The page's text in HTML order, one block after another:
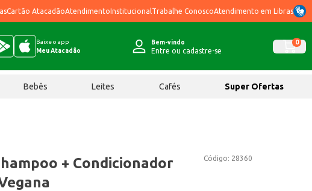
Cartão AtacadãoAtendimentoInstitucional Trabalhe ConoscoAtendimento em Libras
Baixe o app
Meu Atacadão
Bem-vindo
Entre ou cadastre-se
0
Bebês Leites Cafés Super Ofertas
Código: 28360
+ Condicionador